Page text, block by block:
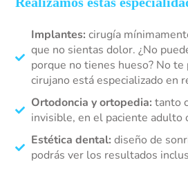
Implantes: cirugía
que no sientas dolor. ¿No
porque no tienes hueso? No
cirujano está especializado en
Ortodoncia y ortopedia: tanto
invisible, en el paciente adulto
Estética dental: diseño de
podrás ver los resultados